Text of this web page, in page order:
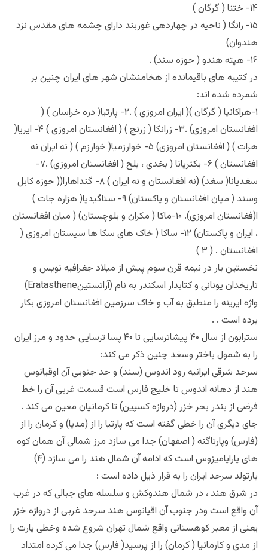
۱۴- ختنا ( گرگان )
۱۵- رانگا ( ناحیه در چهاردهی غوربند دارای چشمه های مقدس نزد
هندوان)
۱۶- هپته هندو ( حوزه سند) .
در کتیبه های باقیمانده از هخامنشان شهر های ایران چنین بر
شمرده شده اند:
۱-هراکانیا ( گرگان )( ایران امروزی ) .۲- پارتیا( دره خراسان ) (
افغانستان امروزی) .۳- زرانکا ( زرنج ) ( افغانستان امروزی ) ۴- ایریا(
هرات ) ( افغانستان امروزی) ۵- خوارزمیا( خوارزم ) ( نه ایران نه
افغانستان ) ۶- بکتریانا ( بخدی ، بلخ ( افغانستان امروزی) .۷-
سغدیانا( سغد) (نه افغانستان و نه ایران ) ۸- گنداهارا(‌( حوزه کابل
وسند ( میان افغانستان و پاکستان) ۹- ستاگیدیا( هزاره جات )
ا(فغانستان امروزی). ۱۰-ماکا ( مکران و بلوچستان) ( میان افغانستان
، ایران و پاکستان) ۱۲- ساکا ( خاک های سکا ها سیستان امروزی (
افغانستان . ( ۳ )
نخستین بار در نیمه قرن سوم پیش از میلاد جغرافیه نویس و
تاریخدان یونانی و کتابدار اسکندر به نام (آراتستینEratasthene)
واژه ایرینه را منطبق به آب و خاک سرزمین افغانستان امروزی بکار
برده است . .
سترابون از سال ۴۰ پیشاترسایی تا ۴۰ پسا ترسایی حدود و مرز ایران
را به شمول باختر وسغد چنین ذکر می کند:
سرحد شرقی ایرانیه رود اندوس (سند) و حد جنوبی آن اوقیانوس
هند از دهانه اندوس تا خلیج فارس است قسمت غربی آن را خط
فرضی از بندر بحر خزر (دروازه کسپین) تا کرمانیان معین می کند .
جای دیگری آن را خطی گفته است که پارتیا را از (مدیا) و کرمان را از
(فارس) وپارتاگنه ( اصفهان) جدا می سازد مرز شمالی آن همان کوه
های پاراپامیزوس است که ادامه آن شمال هند را می سازد (۴)
بارتولد سرحد ایران را به قرار ذیل داده است :
در شرق هند ، در شمال هندوکش و سلسله های جبالی که در غرب
آن واقع است ودر جنوب آن اقیانوس هند سرحد غربی از دروازه خزر
یعنی از معبر کوهستانی واقع شمال تهران شروع شده وخطی پارت را
از مدی و کارمانیا ( کرمان) را از پرسید( فارس) جدا می کرده امتداد